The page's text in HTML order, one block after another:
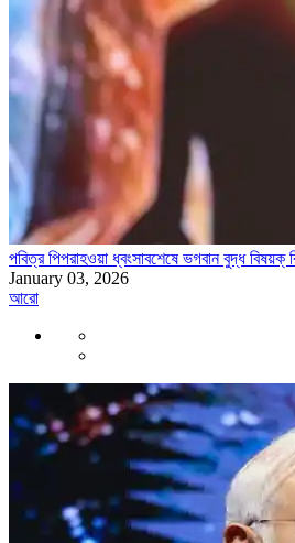
পবিত্র পিপরাহওয়া ধ্বংসাবশেষে ভগবান বুদ্ধ বিষয়ক্
January 03, 2026
আরো